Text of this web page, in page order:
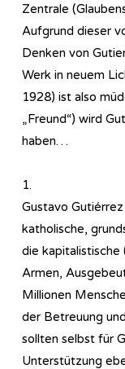
Zentrale
Aufgrund dieser
Denken von
Werk in neuem
1928) ist also
„Freund“) wird
haben…
1.
Gustavo
katholische,
die kapitalistische
Armen,
Millionen
der Betreuung
sollten selbst für
Unterstützung